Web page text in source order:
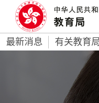
最新消息 有关教育